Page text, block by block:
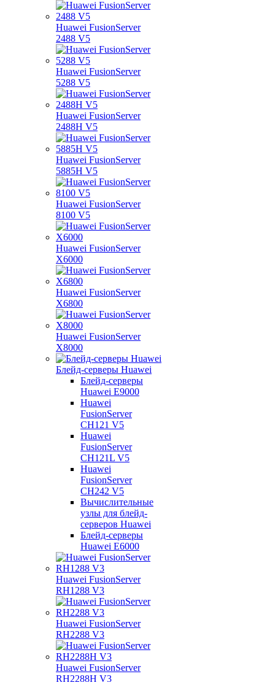
Huawei FusionServer
2488 V5
Huawei FusionServer
5288 V5
Huawei FusionServer
2488H V5
Huawei FusionServer
5885H V5
Huawei FusionServer
8100 V5
Huawei FusionServer
X6000
Huawei FusionServer
X6800
Huawei FusionServer
X8000
Блейд-серверы Huawei
Блейд-серверы
Huawei E9000
Huawei
FusionServer
CH121 V5
Huawei
FusionServer
CH121L V5
Huawei
FusionServer
CH242 V5
Вычислительные
узлы для блейд-
серверов Huawei
Блейд-серверы
Huawei E6000
Huawei FusionServer
RH1288 V3
Huawei FusionServer
RH2288 V3
Huawei FusionServer
RH2288H V3